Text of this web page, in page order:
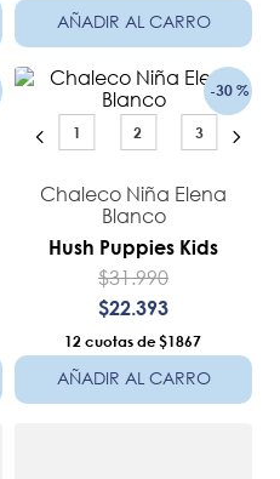
AÑADIR AL CARRO
-30 %
1 2 3
Chaleco Niña Elena
Blanco
Hush Puppies Kids
$31.990
$22.393
12 $1867
AÑADIR AL CARRO